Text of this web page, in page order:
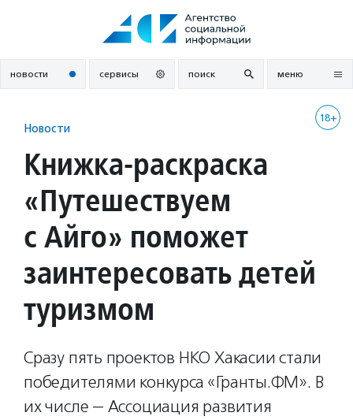
новости сервисы поиск меню
18+
Новости
Книжка-раскраска
«Путешествуем
с Айго» поможет
заинтересовать детей
туризмом
Сразу пять проектов НКО Хакасии стали
победителями конкурса «Гранты.ФМ». В
их числе — Ассоциация развития